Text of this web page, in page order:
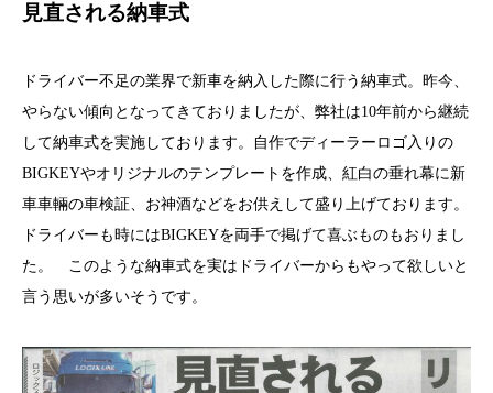
見直される納車式
ドライバー不足の業界で新車を納入した際に行う納車式。昨今、
やらない傾向となってきておりましたが、弊社は10年前から継続
して納車式を実施しております。自作でディーラーロゴ入りの
BIGKEYやオリジナルのテンプレートを作成、紅白の垂れ幕に新
車車輛の車検証、お神酒などをお供えして盛り上げております。
ドライバーも時にはBIGKEYを両手で掲げて喜ぶものもおりまし
た。 このような納車式を実はドライバーからもやって欲しいと
言う思いが多いそうです。